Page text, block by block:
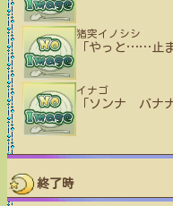
猪突イノシシ
「やっと …… 止
イナゴ
「ソンナ バナナ
終了時